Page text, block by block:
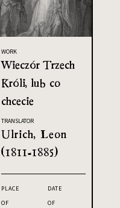
WORK
Wieczór Trzech
Króli, lub co
chcecie
TRANSLATOR
Ulrich, Leon
(1811-1885)
PLACE
OF
DATE
OF